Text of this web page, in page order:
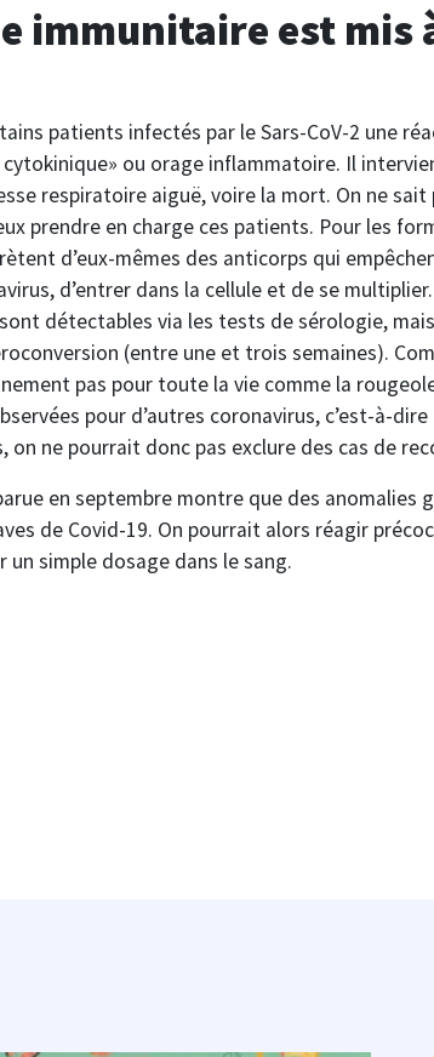
immunitaire est mis
patients infectés par le Sars-CoV-2 une
cytokinique» ou orage inflammatoire. Il
respiratoire aiguë, voire la mort. On ne sait
prendre en charge ces patients. Pour les
d’eux-mêmes des anticorps qui
d’entrer dans la cellule et de se
détectables via les tests de sérologie,
(entre une et trois semaines).
pas pour toute la vie comme la
pour d’autres coronavirus, c’est-à-
on ne pourrait donc pas exclure des cas de
en septembre montre que des anomalies
de Covid-19. On pourrait alors réagir
simple dosage dans le sang.